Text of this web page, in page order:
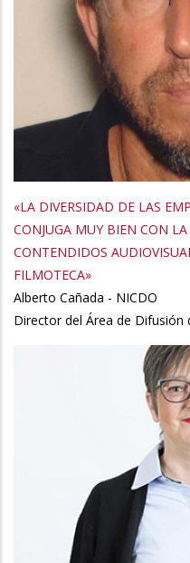
«LA DIVERSIDAD DE LAS
CONJUGA MUY BIEN CON
CONTENDIDOS
FILMOTECA»
Alberto Cañada - NICDO
Director del Área de Difusión